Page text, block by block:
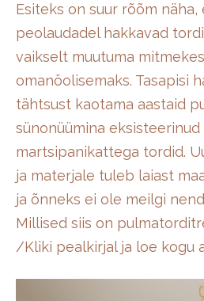
Esiteks on suur rõõm näha,
peolaudadel hakkavad
vaikselt muutuma
omanöolisemaks. Tasapisi
tähtsust kaotama aastaid
sünonüümina eksisteerinud
martsipanikattega tordid.
ja materjale tuleb laiast
ja õnneks ei ole meilgi
Millised siis on
/Kliki pealkirjal ja loe kogu